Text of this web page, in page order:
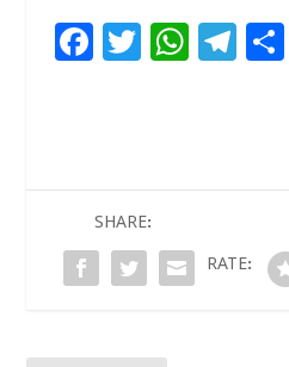
F
b
o
T
r
W
A
p
T
ra
SHARE:
RATE: